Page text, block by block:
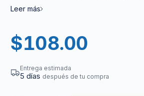
Leer más
$108.00
Entrega estimada
5 días después de tu compra